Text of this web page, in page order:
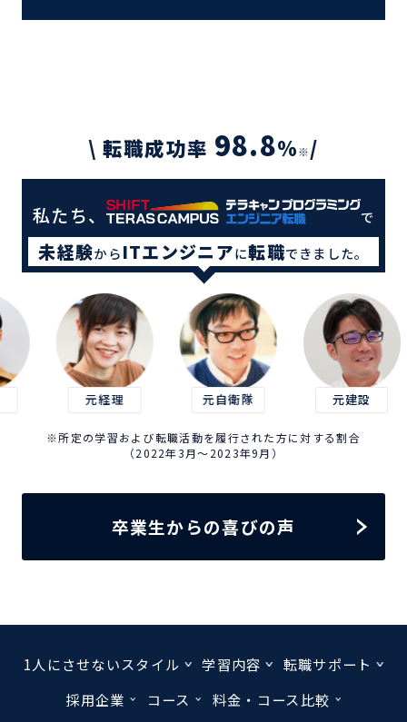
\ 転職成功率 98.8%※/
私たち、 で
未経験からITエンジニアに転職できました。
※所定の学習および転職活動を履行された方に対する割合
（2022年3月～2023年9月）
卒業生からの喜びの声
1人にさせないスタイル 学習内容
転職サポート
採用企業
コース 料金・コース比較